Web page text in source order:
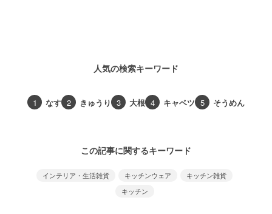
人気の検索キーワード
1 なす 2 きゅうり 3 大根 4 キャベツ 5 そうめん
この記事に関するキーワード
インテリア・生活雑貨 キッチンウェア
キッチン雑貨
キッチン